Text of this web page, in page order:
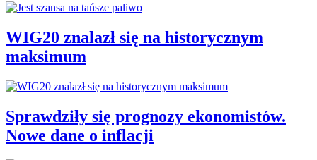
WIG20 znalazł się na historycznym
maksimum
Sprawdziły się prognozy ekonomistów.
Nowe dane o inflacji